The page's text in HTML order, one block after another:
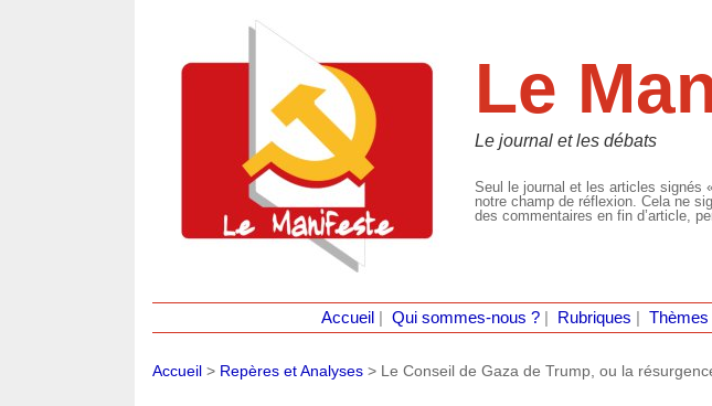
Le
Le journal et les débats
Seul le journal et les articles signés
notre champ de réflexion. Cela ne
des commentaires en fin d’article,
Accueil Qui sommes-nous ?| Rubriques Thèmes
Accueil > Repères et Analyses > Le Conseil de Gaza de Trump, ou la